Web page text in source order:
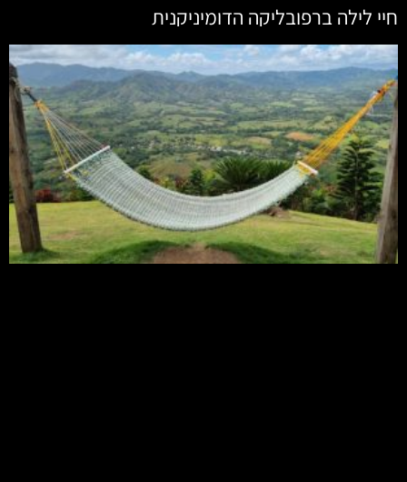
חיי לילה ברפובליקה הדומיניקנית